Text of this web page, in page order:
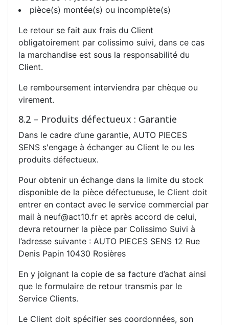
pièce(s) montée(s) ou incomplète(s)
Le retour se fait aux frais du Client
obligatoirement par colissimo suivi, dans ce cas
la marchandise est sous la responsabilité du
Client.
Le remboursement interviendra par chèque ou
virement.
8.2 – Produits défectueux : Garantie
Dans le cadre d’une garantie, AUTO PIECES
SENS s'engage à échanger au Client le ou les
produits défectueux.
Pour obtenir un échange dans la limite du stock
disponible de la pièce défectueuse, le Client doit
entrer en contact avec le service commercial par
mail à neuf@act10.fr et après accord de celui,
devra retourner la pièce par Colissimo Suivi à
l’adresse suivante : AUTO PIECES SENS 12 Rue
Denis Papin 10430 Rosières
En y joignant la copie de sa facture d’achat ainsi
que le formulaire de retour transmis par le
Service Clients.
Le Client doit spécifier ses coordonnées, son